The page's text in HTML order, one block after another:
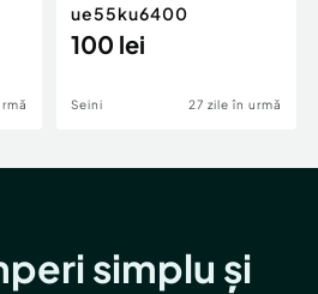
ue55ku6400
100 lei
Seini 27 zile în urmă
simplu și